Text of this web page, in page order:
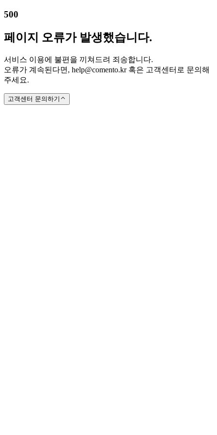
500
페이지 오류가 발생했습니다.
서비스 이용에 불편을 끼쳐드려 죄송합니다.
오류가 계속된다면, help@comento.kr 혹은 고객센터로 문의해
주세요.
고객센터 문의하기